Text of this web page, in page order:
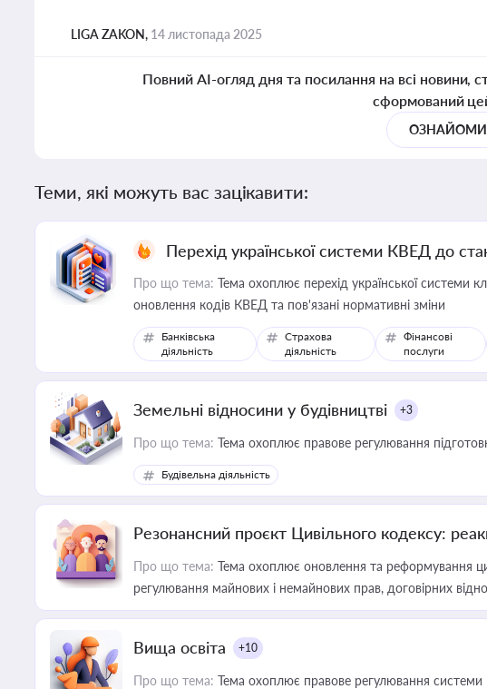
LIGA ZAKON, 14 листопада 2025
Повний AI-огляд дня та посилання на всі новини,
сформований
Теми, які можуть вас зацікавити:
Перехід української системи КВЕД до
Про що тема: Тема охоплює перехід української системи
оновлення кодів КВЕД та пов'язані нормативні зміни
Банківська
діяльність
Страхова
діяльність
Фінансові
послуги
Земельні відносини у будівництві +3
Про що тема: Тема охоплює правове регулювання
Будівельна діяльність
Резонансний проєкт Цивільного кодексу:
Про що тема: Тема охоплює оновлення та реформування
регулювання майнових і немайнових прав, договірних
Вища освіта +10
Про що тема: Тема охоплює правове регулювання системи